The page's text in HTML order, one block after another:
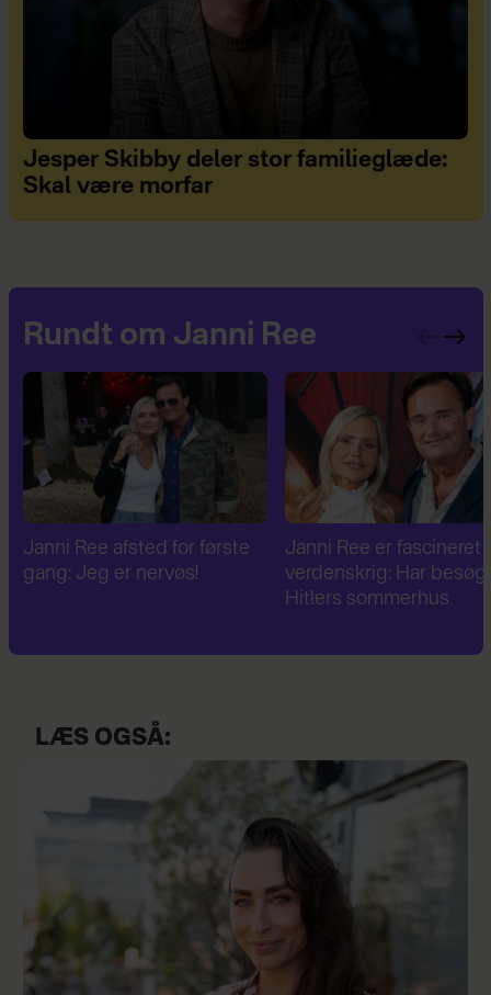
Jesper Skibby deler stor familieglæde:
Skal være morfar
Rundt om Janni Ree
Janni Ree er fascineret af 2.
verdenskrig: Har besøgt
Janni Ree bryder
tavsheden: "Det er
fuldstændig absurd"
LÆS OGSÅ: